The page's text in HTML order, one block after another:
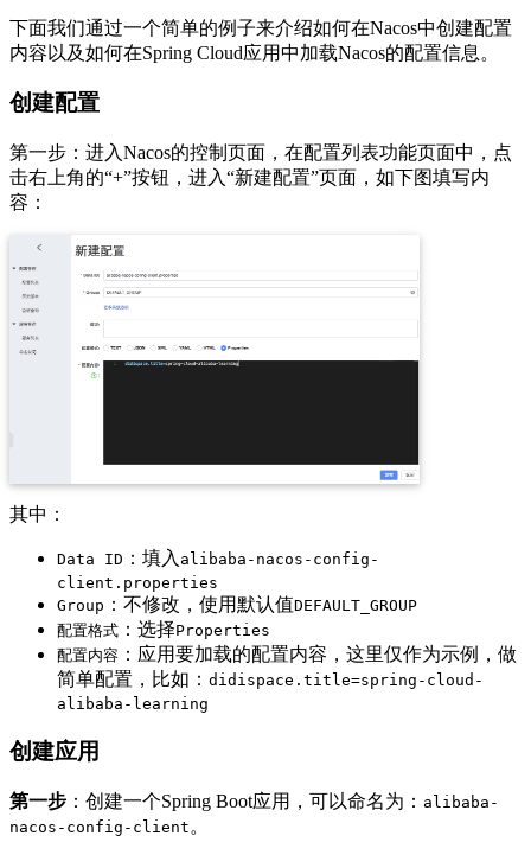
下面我们通过一个简单的例子来介绍如何在Nacos中创建配置
内容以及如何在Spring Cloud应用中加载Nacos的配置信息。
创建配置
第一步：进入Nacos的控制页面，在配置列表功能页面中，点
击右上角的“+”按钮，进入“新建配置”页面，如下图填写内
容：
其中：
Data ID ：填入 alibaba-nacos-config-
client.properties
Group ：不修改，使用默认值DEFAULT_GROUP
配置格式 ：选择Properties
配置内容 ：应用要加载的配置内容，这里仅作为示例，做
简单配置，比如： didispace.title=spring-cloud-
alibaba-learning
创建应用
第一步 ：创建一个Spring Boot应用，可以命名为： alibaba-
nacos-config-client 。